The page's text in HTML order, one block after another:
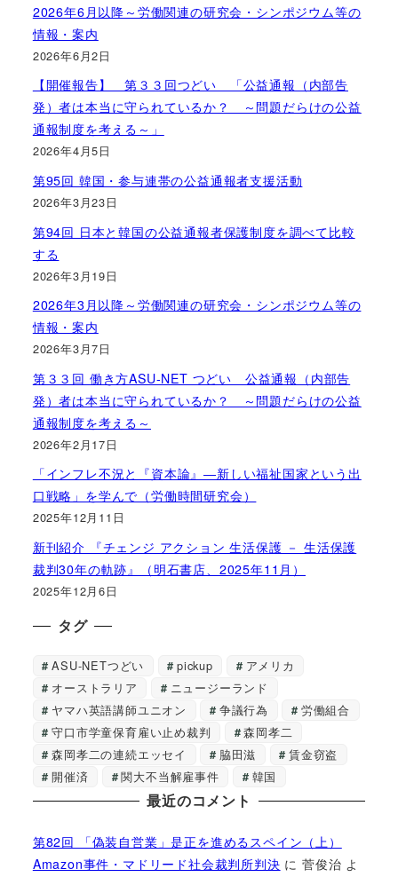
2026年6月以降～労働関連の研究会・シンポジウム等の
情報・案内
2026年6月2日
【開催報告】 第３３回つどい 「公益通報（内部告
発）者は本当に守られているか？ ～問題だらけの公益
通報制度を考える～」
2026年4月5日
第95回 韓国・参与連帯の公益通報者支援活動
2026年3月23日
第94回 日本と韓国の公益通報者保護制度を調べて比較
する
2026年3月19日
2026年3月以降～労働関連の研究会・シンポジウム等の
情報・案内
2026年3月7日
第３３回 働き方ASU-NET つどい 公益通報（内部告
発）者は本当に守られているか？ ～問題だらけの公益
通報制度を考える～
2026年2月17日
「インフレ不況と『資本論』―新しい福祉国家という出
口戦略」を学んで（労働時間研究会）
2025年12月11日
新刊紹介 『チェンジ アクション 生活保護 － 生活保護
裁判30年の軌跡』（明石書店、2025年11月）
2025年12月6日
タグ
ASU-NETつどい pickup
アメリカ
オーストラリア
ニュージーランド
ヤマハ英語講師ユニオン
争議行為
労働組合
守口市学童保育雇い止め裁判
森岡孝二
森岡孝二の連続エッセイ
脇田滋
賃金窃盗
開催済
関大不当解雇事件 韓国
最近のコメント
第82回 「偽装自営業」是正を進めるスペイン（上）
Amazon事件・マドリード社会裁判所判決 に菅俊治 よ